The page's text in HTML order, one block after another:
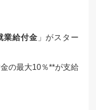
業給付金 」がスター
の最大10％**が支給